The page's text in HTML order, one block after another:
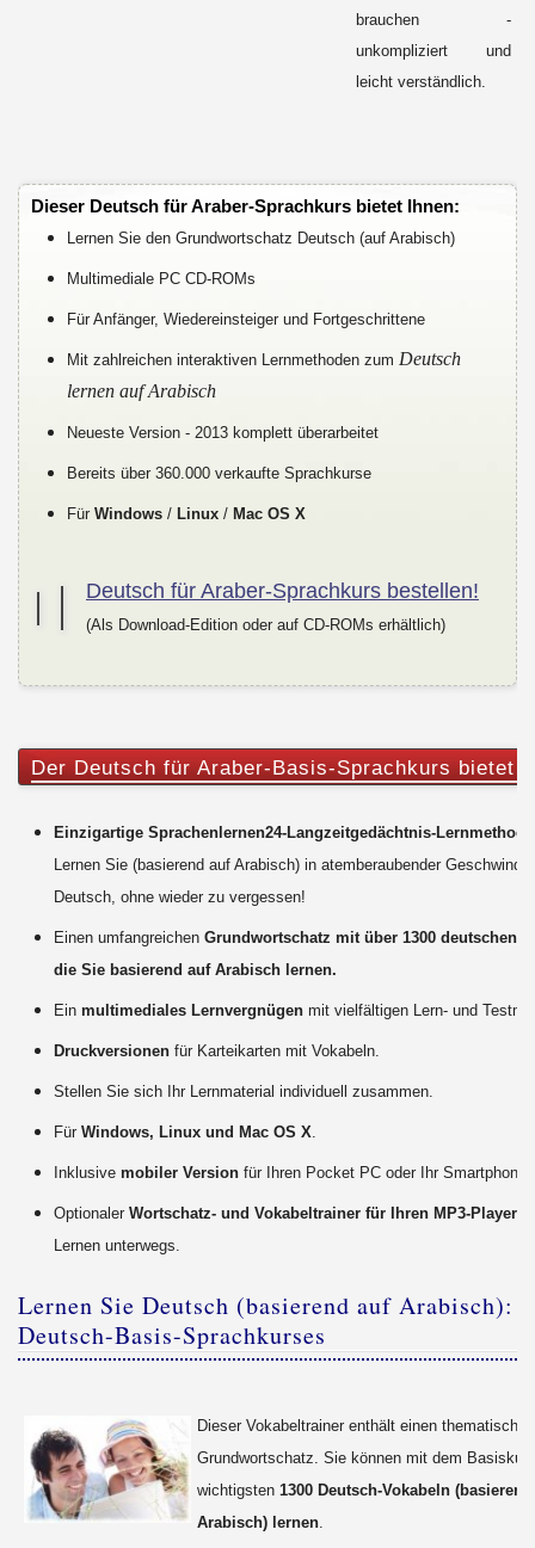
brauchen -
unkompliziert und
leicht verständlich.
Dieser Deutsch für Araber-Sprachkurs bietet Ihnen:
Lernen Sie den Grundwortschatz Deutsch (auf Arabisch)
Multimediale PC CD-ROMs
Für Anfänger, Wiedereinsteiger und Fortgeschrittene
Mit zahlreichen interaktiven Lernmethoden zum Deutsch
lernen auf Arabisch
Neueste Version - 2013 komplett überarbeitet
Bereits über 360.000 verkaufte Sprachkurse
Für Windows/ Linux/Mac OS X
Deutsch für Araber-Sprachkurs bestellen!
(Als Download-Edition oder auf CD-ROMs erhältlich)
Der Deutsch für Araber-Basis-Sprachkurs bietet
Einzigartige Sprachenlernen24-Langzeitgedächtnis-
Lernen Sie (basierend auf Arabisch) in atemberaubender
Deutsch, ohne wieder zu vergessen!
Einen umfangreichen Grundwortschatz mit über 1300 deutschen
die Sie basierend auf Arabisch lernen.
Ein multimediales Lernvergnügenmit vielfältigen Lern- und
Druckversionenfür Karteikarten mit Vokabeln.
Stellen Sie sich Ihr Lernmaterial individuell zusammen.
Für Windows, Linux und Mac OS X.
Inklusive mobiler Versionfür Ihren Pocket PC oder Ihr Smartphone.
Optionaler Wortschatz- und Vokabeltrainer für Ihren MP3-Player
Lernen unterwegs.
Lernen Sie Deutsch (basierend auf Arabisch):
Deutsch-Basis-Sprachkurses
Dieser Vokabeltrainer enthält einen thematisch
Grundwortschatz. Sie können mit dem
wichtigsten 1300 Deutsch-Vokabeln
Arabisch) lernen.